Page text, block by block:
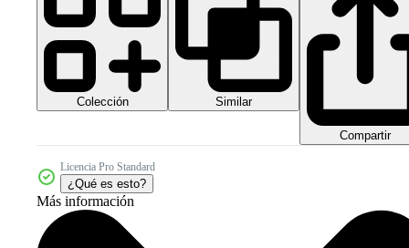
Colección Similar
Compartir
Licencia Pro Standard
¿Qué es esto?
Más información